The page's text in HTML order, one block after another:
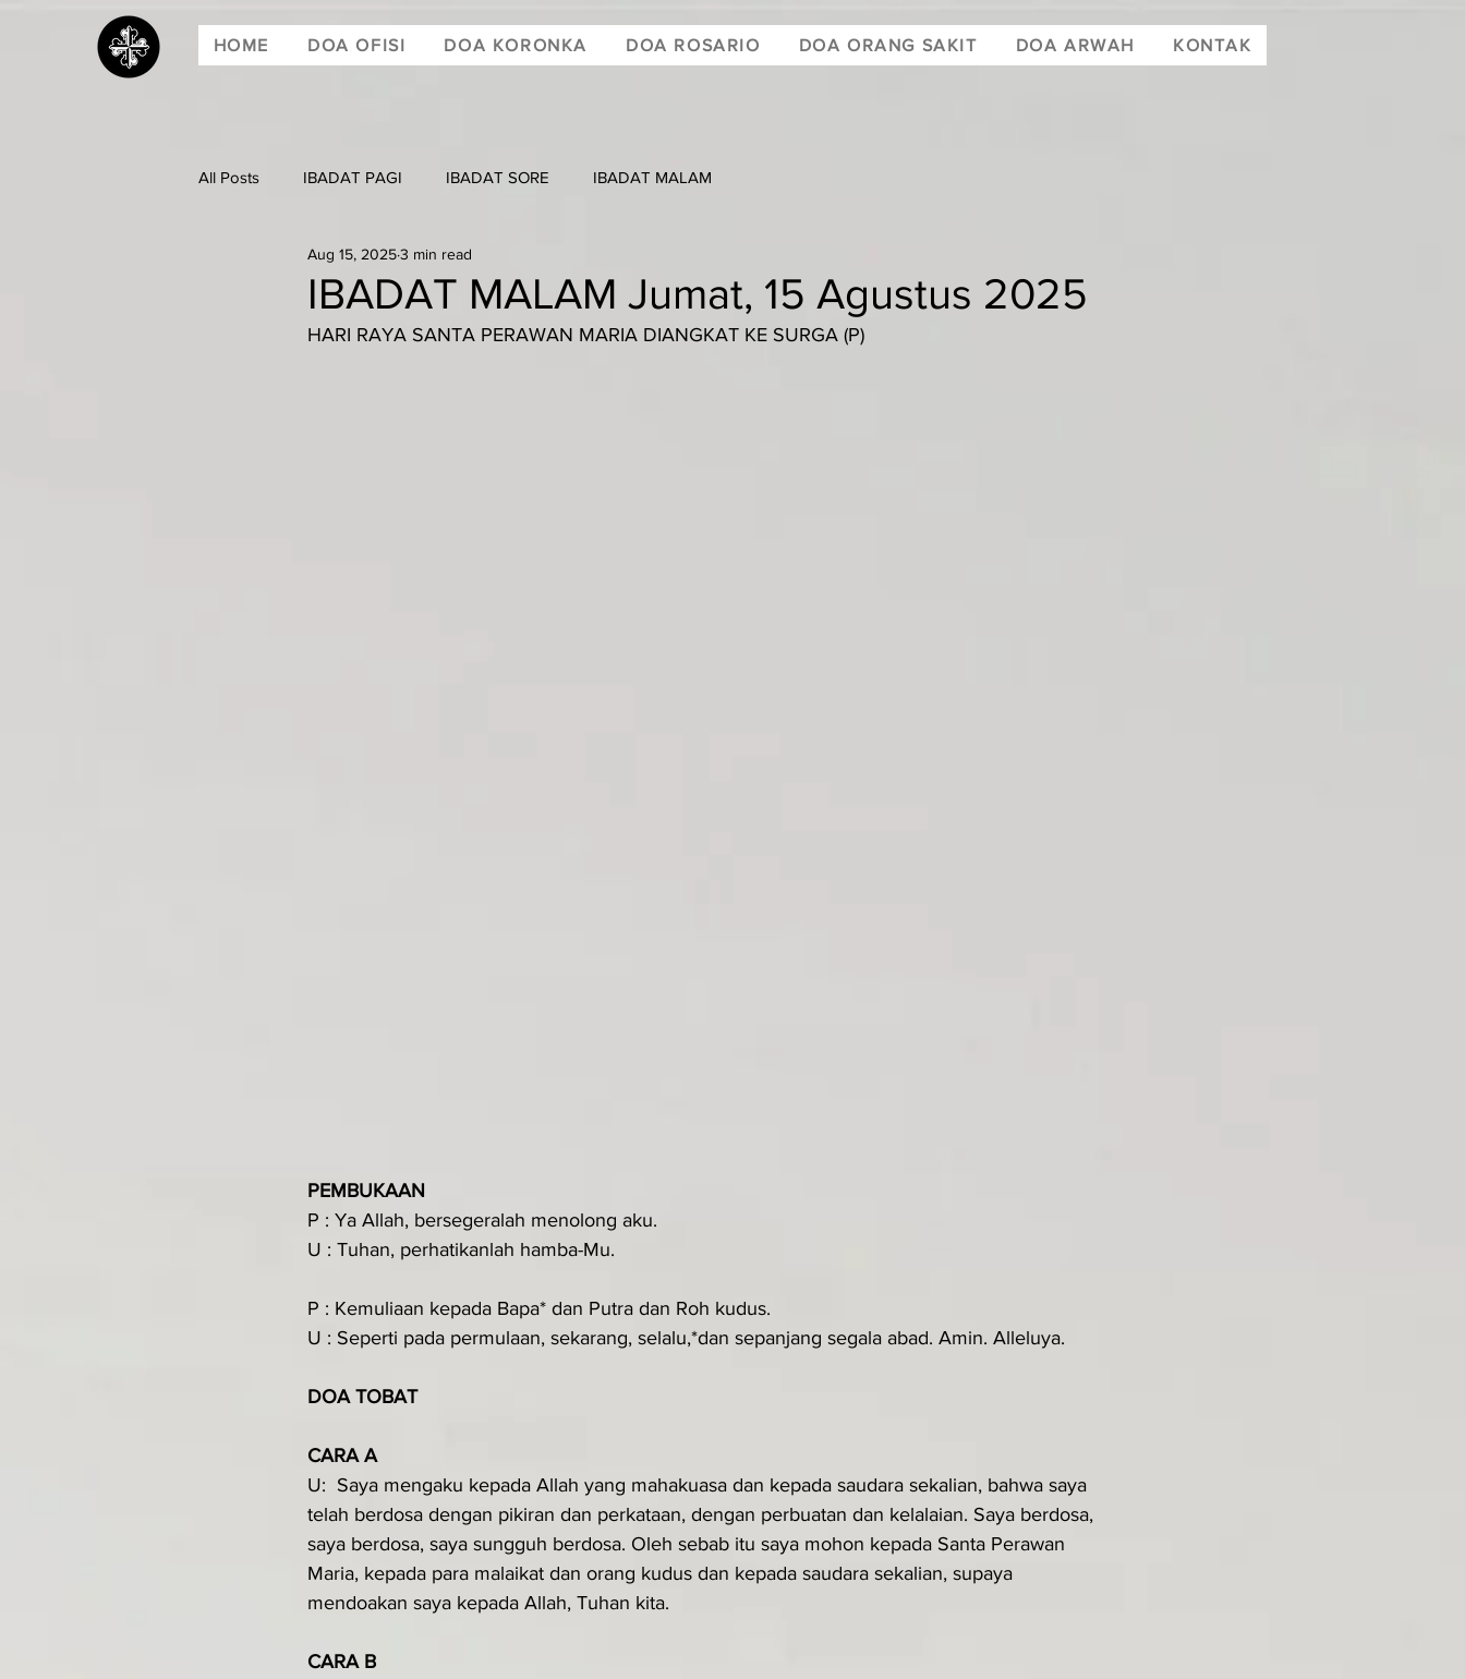
HOME DOA OFISI DOA KORONKA DOA ROSARIO DOA ORANG SAKIT DOA ARWAH KONTAK
All Posts IBADAT PAGI IBADAT SORE IBADAT MALAM
IBADAT MALAM Jumat, 15 Agustus 2025
Aug 15, 20253 min read
HARI RAYA SANTA PERAWAN MARIA DIANGKAT KE SURGA (P)
PEMBUKAAN
P : Ya Allah, bersegeralah menolong aku.
U : Tuhan, perhatikanlah hamba-Mu.
P : Kemuliaan kepada Bapa* dan Putra dan Roh kudus.
U : Seperti pada permulaan, sekarang, selalu,*dan sepanjang segala abad. Amin. Alleluya.
DOA TOBAT
CARA A
U:  Saya mengaku kepada Allah yang mahakuasa dan kepada saudara sekalian, bahwa saya
telah berdosa dengan pikiran dan perkataan, dengan perbuatan dan kelalaian. Saya berdosa,
saya berdosa, saya sungguh berdosa. Oleh sebab itu saya mohon kepada Santa Perawan
Maria, kepada para malaikat dan orang kudus dan kepada saudara sekalian, supaya
mendoakan saya kepada Allah, Tuhan kita.
CARA B